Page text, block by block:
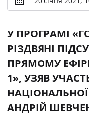
У ПРОГРАМІ
РІЗДВЯНІ
ПРЯМОМУ
1», УЗЯВ
НАЦІОНАЛЬНОЇ
АНДРІЙ